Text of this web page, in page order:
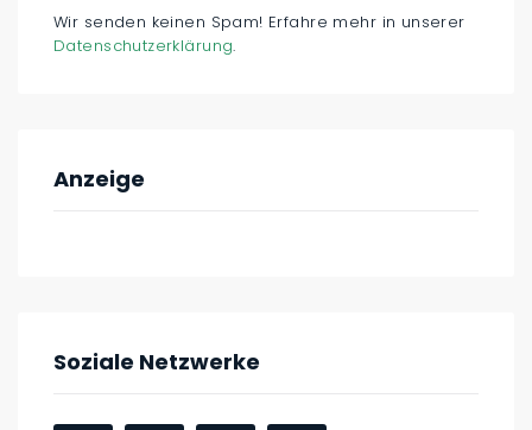
Wir senden keinen Spam! Erfahre mehr in unserer
Datenschutzerklärung.
Anzeige
Soziale Netzwerke